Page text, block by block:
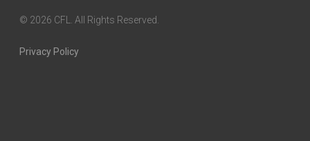
© 2026 CFL. All Rights Reserved.
Privacy Policy